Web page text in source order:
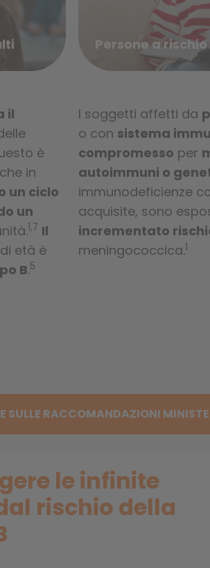
il
è
in
un ciclo
un
1,7 Il
età è
B.5
Persone a
I soggetti affetti da
o con sistema
compromesso per
autoimmuni o
immunodeficienze
acquisite, sono
incrementato
meningococcica.1
SULLE RACCOMANDAZIONI
le infinite
rischio della